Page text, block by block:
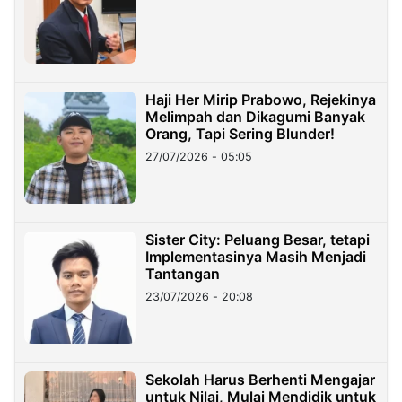
Haji Her Mirip Prabowo, Rejekinya
Melimpah dan Dikagumi Banyak
Orang, Tapi Sering Blunder!
27/07/2026 - 05:05
Sister City: Peluang Besar, tetapi
Implementasinya Masih Menjadi
Tantangan
23/07/2026 - 20:08
Sekolah Harus Berhenti Mengajar
untuk Nilai, Mulai Mendidik untuk